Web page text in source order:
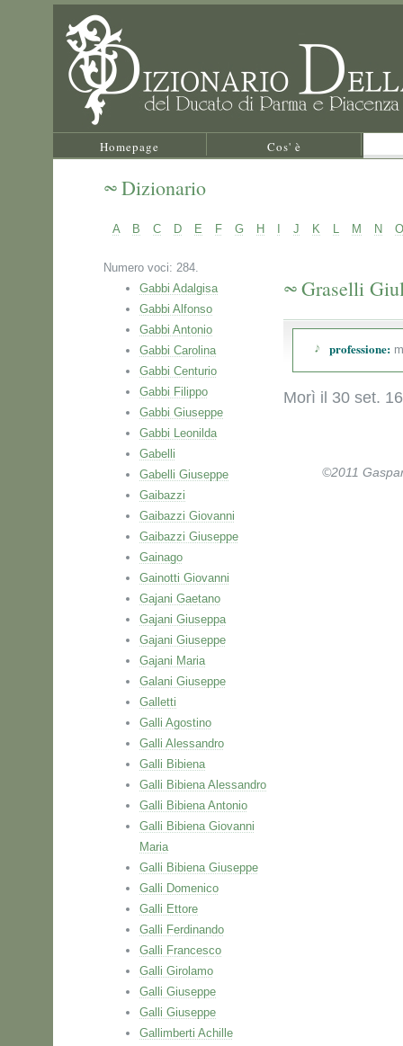
Homepage Cos' è
Dizionario
A B C D E F G H J K L M N O
Numero voci: 284.
Gabbi Adalgisa
Gabbi Alfonso
Gabbi Antonio
Gabbi Carolina
Gabbi Centurio
Gabbi Filippo
Gabbi Giuseppe
Gabbi Leonilda
Gabelli
Gabelli Giuseppe
Gaibazzi
Gaibazzi Giovanni
Gaibazzi Giuseppe
Gainago
Gainotti Giovanni
Gajani Gaetano
Gajani Giuseppa
Gajani Giuseppe
Gajani Maria
Galani Giuseppe
Galletti
Galli Agostino
Galli Alessandro
Galli Bibiena
Galli Bibiena Alessandro
Galli Bibiena Antonio
Galli Bibiena Giovanni
Maria
Galli Bibiena Giuseppe
Galli Domenico
Galli Ettore
Galli Ferdinando
Galli Francesco
Galli Girolamo
Galli Giuseppe
Galli Giuseppe
Gallimberti Achille
Graselli
professione:
Morì il 30 set.
©2011